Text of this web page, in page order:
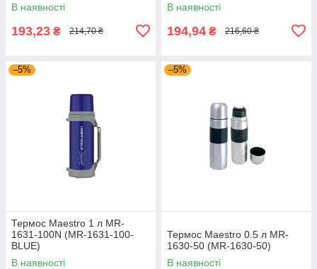
В наявності
193,23 ₴ 214,70 ₴
В наявності
194,94 ₴ 216,60 ₴
–5%
Термос Maestro 1 л MR-
1631-100N (MR-1631-100-
BLUE)
В наявності
–5%
Термос Maestro 0.5 л MR-
1630-50 (MR-1630-50)
В наявності